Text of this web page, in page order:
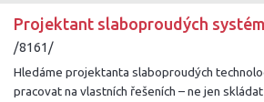
Projektant slaboproudých
/8161/
Hledáme projektanta slaboproudých
pracovat na vlastních řešeních – ne jen